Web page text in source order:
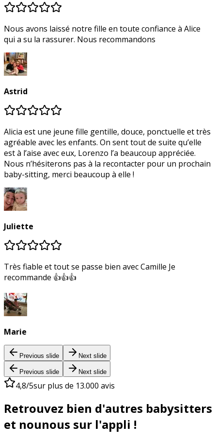
Nous avons laissé notre fille en toute confiance à Alice
qui a su la rassurer. Nous recommandons
Astrid
Alicia est une jeune fille gentille, douce, ponctuelle et très
agréable avec les enfants. On sent tout de suite qu’elle
est à l’aise avec eux, Lorenzo l’a beaucoup appréciée.
Nous n’hésiterons pas à la recontacter pour un prochain
baby-sitting, merci beaucoup à elle !
Juliette
Très fiable et tout se passe bien avec Camille Je
recommande 👍👍👍
Marie
Previous slide Next slide
Previous slide Next slide
4,8/5sur plus de 13.000 avis
Retrouvez bien d'autres babysitters
et nounous sur l'appli !